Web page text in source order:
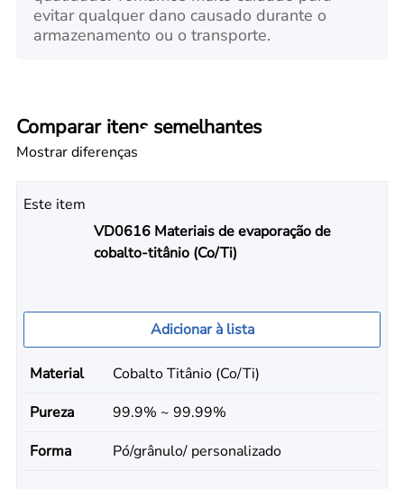
evitar qualquer dano causado durante o
armazenamento ou o transporte.
Comparar itens semelhantes
Mostrar diferenças
Este item
VD0616 Materiais de evaporação de
cobalto-titânio (Co/Ti)
Adicionar à lista
Material
Cobalto Titânio (Co/Ti)
Pureza
99.9% ~ 99.99%
Forma
Pó/grânulo/ personalizado